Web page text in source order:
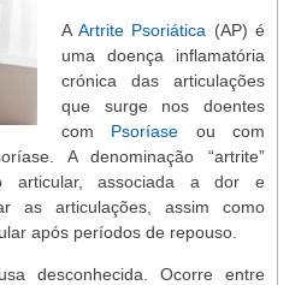
A Artrite Psoriática (AP) é
uma doença inflamatória
crónica das articulações
que surge nos doentes
com Psoríase ou com
A denominação “artrite”
articular, associada a dor e
as articulações, assim como
após períodos de repouso.
desconhecida. Ocorre entre